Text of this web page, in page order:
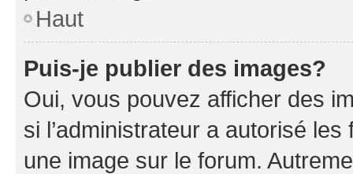
Haut
Puis-je publier des images?
Oui, vous pouvez afficher des
si l’administrateur a autorisé
une image sur le forum.